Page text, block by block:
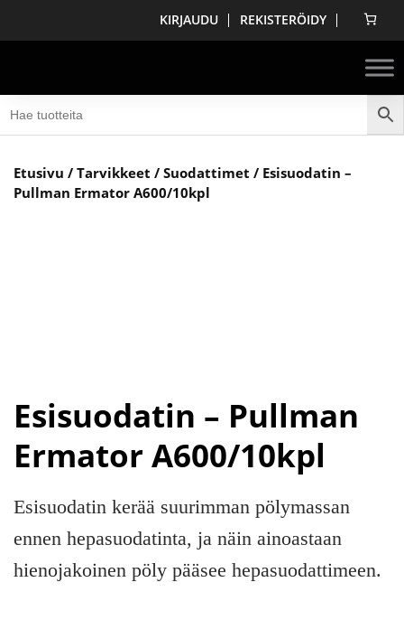
KIRJAUDU REKISTERÖIDY
Etusivu / Tarvikkeet / Suodattimet / Esisuodatin –
Pullman Ermator A600/10kpl
Esisuodatin – Pullman
Ermator A600/10kpl
Esisuodatin kerää suurimman pölymassan
ennen hepasuodatinta, ja näin ainoastaan
hienojakoinen pöly pääsee hepasuodattimeen.